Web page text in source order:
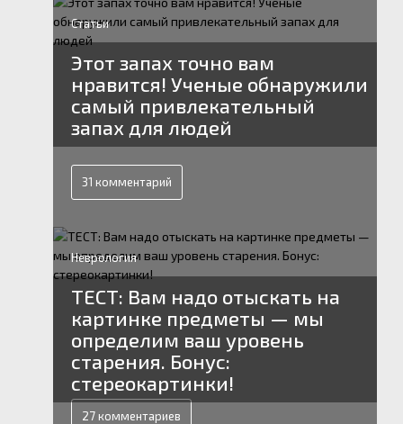
Статьи
Этот запах точно вам
нравится! Ученые обнаружили
самый привлекательный
запах для людей
31 комментарий
Неврология
ТЕСТ: Вам надо отыскать на
картинке предметы — мы
определим ваш уровень
старения. Бонус:
стереокартинки!
27 комментариев